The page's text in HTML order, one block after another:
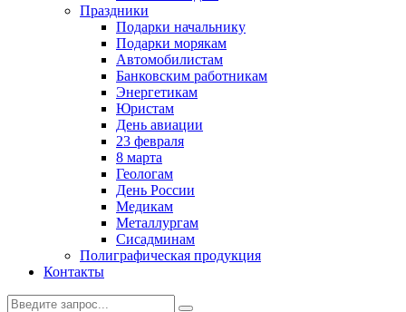
Праздники
Подарки начальнику
Подарки морякам
Автомобилистам
Банковским работникам
Энергетикам
Юристам
День авиации
23 февраля
8 марта
Геологам
День России
Медикам
Металлургам
Сисадминам
Полиграфическая продукция
Контакты